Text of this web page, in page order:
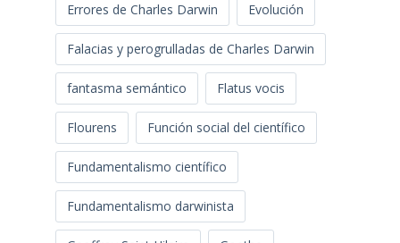
Errores de Charles Darwin Evolución
Falacias y perogrulladas de Charles Darwin
fantasma semántico Flatus vocis
Flourens Función social del científico
Fundamentalismo científico
Fundamentalismo darwinista